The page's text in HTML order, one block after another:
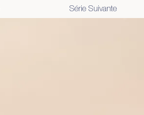
Série Suivante